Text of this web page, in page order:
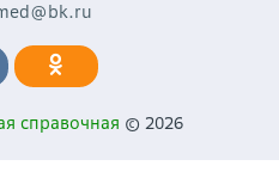
справочная © 2026